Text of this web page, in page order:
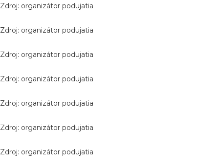
Zdroj: organizátor podujatia
Zdroj: organizátor podujatia
Zdroj: organizátor podujatia
Zdroj: organizátor podujatia
Zdroj: organizátor podujatia
Zdroj: organizátor podujatia
Zdroj: organizátor podujatia